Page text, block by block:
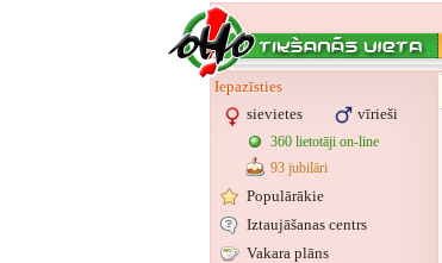
Iepazīsties
sievietes
vīrieši
360 lietotāji on-line
93 jubilāri
Populārākie
Iztaujāšanas centrs
Vakara plāns